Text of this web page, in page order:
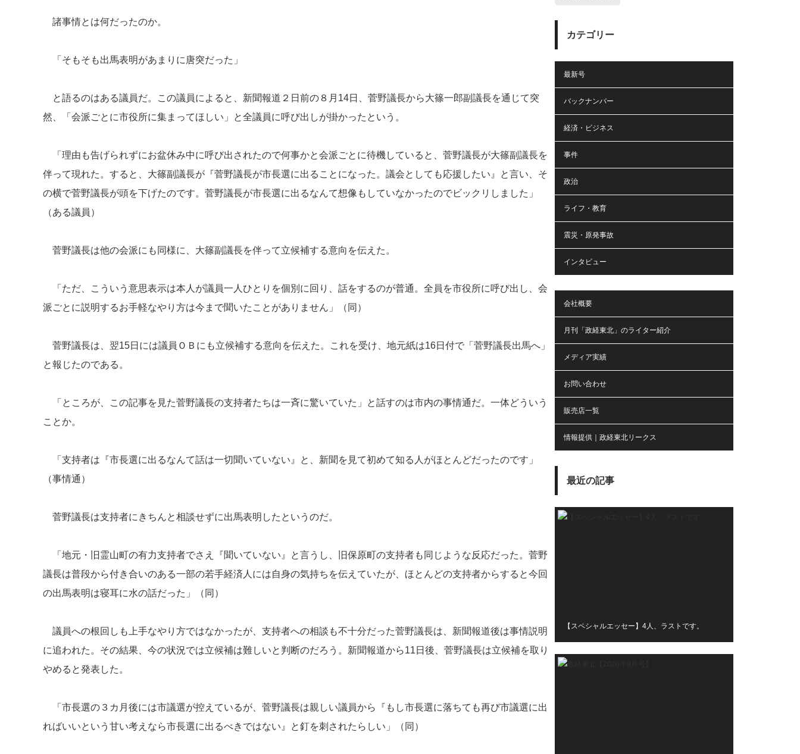
諸事情とは何だったのか。
「そもそも出馬表明があまりに唐突だった」
と語るのはある議員だ。この議員によると、新聞報道２日前の８月14日、菅野議長から大篠一郎副議長を通じて突
然、「会派ごとに市役所に集まってほしい」と全議員に呼び出しが掛かったという。
「理由も告げられずにお盆休み中に呼び出されたので何事かと会派ごとに待機していると、菅野議長が大篠副議長を
伴って現れた。すると、大篠副議長が『菅野議長が市長選に出ることになった。議会としても応援したい』と言い、そ
の横で菅野議長が頭を下げたのです。菅野議長が市長選に出るなんて想像もしていなかったのでビックリしました」
（ある議員）
菅野議長は他の会派にも同様に、大篠副議長を伴って立候補する意向を伝えた。
「ただ、こういう意思表示は本人が議員一人ひとりを個別に回り、話をするのが普通。全員を市役所に呼び出し、会
派ごとに説明するお手軽なやり方は今まで聞いたことがありません」（同）
菅野議長は、翌15日には議員ＯＢにも立候補する意向を伝えた。これを受け、地元紙は16日付で「菅野議長出馬へ」
と報じたのである。
「ところが、この記事を見た菅野議長の支持者たちは一斉に驚いていた」と話すのは市内の事情通だ。一体どういう
ことか。
「支持者は『市長選に出るなんて話は一切聞いていない』と、新聞を見て初めて知る人がほとんどだったのです」
（事情通）
菅野議長は支持者にきちんと相談せずに出馬表明したというのだ。
「地元・旧霊山町の有力支持者でさえ『聞いていない』と言うし、旧保原町の支持者も同じような反応だった。菅野
議長は普段から付き合いのある一部の若手経済人には自身の気持ちを伝えていたが、ほとんどの支持者からすると今回
の出馬表明は寝耳に水の話だった」（同）
議員への根回しも上手なやり方ではなかったが、支持者への相談も不十分だった菅野議長は、新聞報道後は事情説明
に追われた。その結果、今の状況では立候補は難しいと判断のだろう。新聞報道から11日後、菅野議長は立候補を取り
やめると発表した。
「市長選の３カ月後には市議選が控えているが、菅野議長は親しい議員から『もし市長選に落ちても再び市議選に出
ればいいという甘い考えなら市長選に出るべきではない』と釘を刺されたらしい」（同）
カテゴリー
最新号
バックナンバー
経済・ビジネス
事件
政治
ライフ・教育
震災・原発事故
インタビュー
会社概要
月刊「政経東北」のライター紹介
メディア実績
お問い合わせ
販売店一覧
情報提供｜政経東北リークス
最近の記事
【スペシャルエッセー】4人、ラストです。